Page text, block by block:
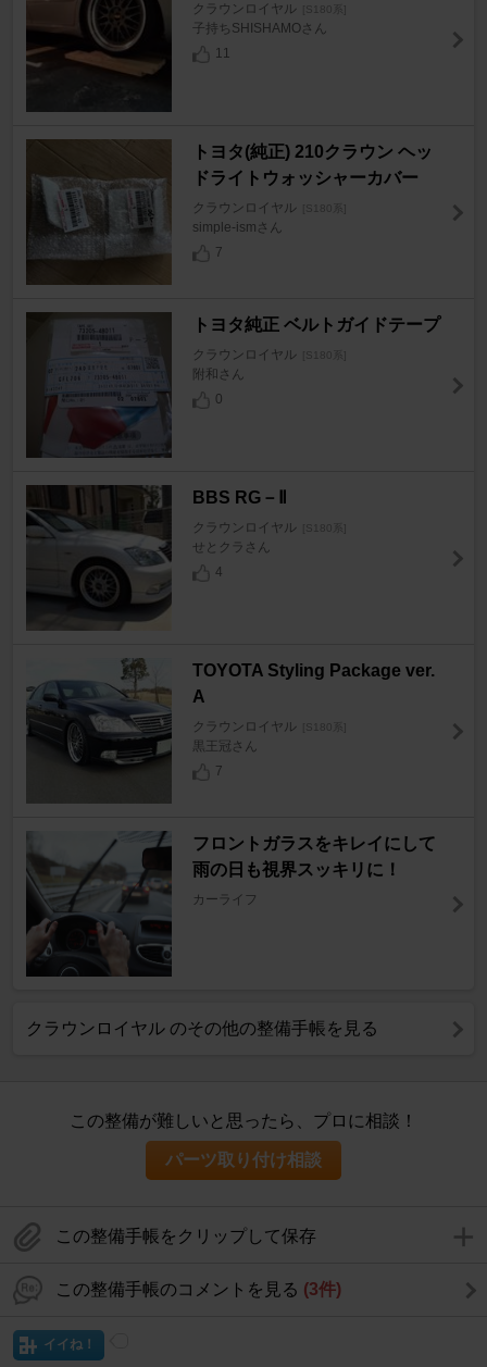
クラウンロイヤル [S180系]
子持ちSHISHAMOさん
11
トヨタ(純正) 210クラウン ヘッ
ドライトウォッシャーカバー
クラウンロイヤル [S180系]
simple-ismさん
7
トヨタ純正 ベルトガイドテープ
クラウンロイヤル [S180系]
附和さん
0
BBS RG－Ⅱ
クラウンロイヤル [S180系]
せとクラさん
4
TOYOTA Styling Package ver.
A
クラウンロイヤル [S180系]
黒王冠さん
7
フロントガラスをキレイにして
雨の日も視界スッキリに！
カーライフ
クラウンロイヤル のその他の整備手帳を見る
この整備が難しいと思ったら、プロに相談！
パーツ取り付け相談
この整備手帳をクリップして保存
この整備手帳のコメントを見る (3件)
イイね！